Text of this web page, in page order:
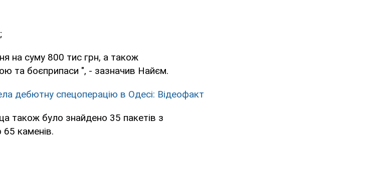
на суму 800 тис грн, а також
та боєприпаси ", - зазначив Найєм.
дебютну спецоперацію в Одесі: Відеофакт
також було знайдено 35 пакетів з
65 каменів.